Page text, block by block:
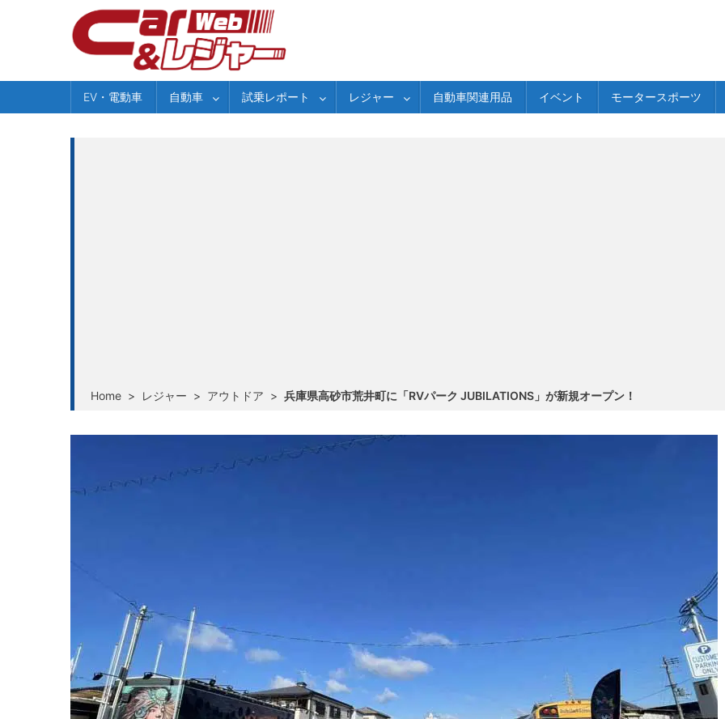
EV・電動車 自動車 試乗レポート レジャー 自動車関連用品 イベント モータースポーツ
Home > レジャー > アウトドア > 兵庫県高砂市荒井町に「RVパーク JUBILATIONS」が新規オープン！